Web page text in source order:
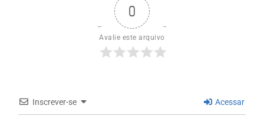
0
Avalie este arquivo
Inscrever-se Acessar